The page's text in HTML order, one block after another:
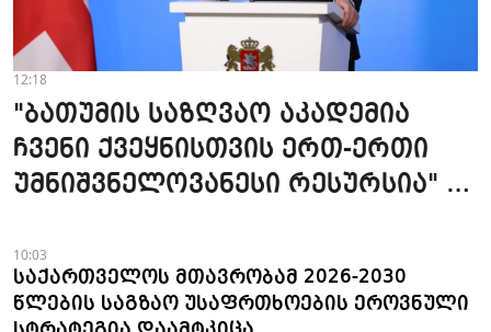
12:18
"ბათუმის საზღვაო აკადემია
ჩვენი ქვეყნისთვის ერთ-ერთი
უმნიშვნელოვანესი რესურსია" -
10:03
საქართველოს მთავრობამ 2026-2030
წლების საგზაო უსაფრთხოების ეროვნული